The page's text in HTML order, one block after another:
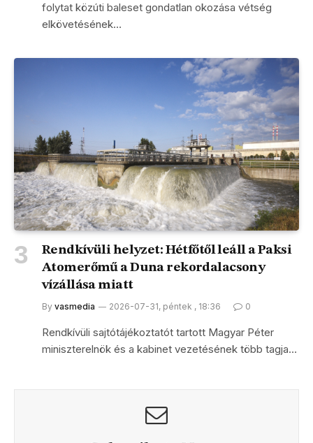
folytat közúti baleset gondatlan okozása vétség
elkövetésének…
Rendkívüli helyzet: Hétfőtől leáll a Paksi
Atomerőmű a Duna rekordalacsony
vízállása miatt
By vasmedia 2026-07-31, péntek , 18:36 0
Rendkívüli sajtótájékoztatót tartott Magyar Péter
miniszterelnök és a kabinet vezetésének több tagja…